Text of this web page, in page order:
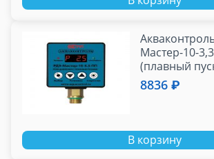
Мастер-10-
(плавный
8836 ₽
В корзину